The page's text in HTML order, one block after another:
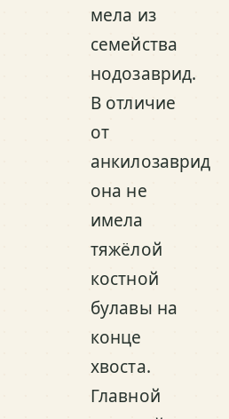
мела из
семейства
нодозаврид.
В отличие
от
анкилозаврид
она не
имела
тяжёлой
костной
булавы на
конце
хвоста.
Главной